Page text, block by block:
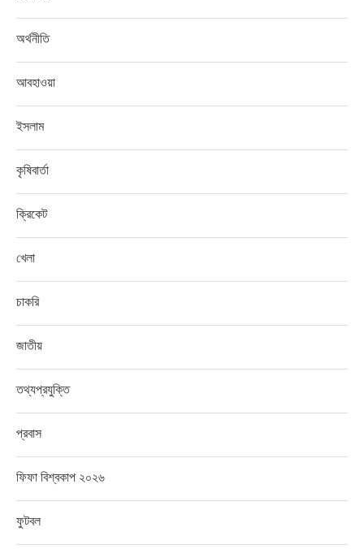
অর্থনীতি
আবহাওয়া
ইসলাম
কৃষিবার্তা
ক্রিকেট
খেলা
চাকরি
জাতীয়
তথ্যপ্রযুক্তি
প্রবাস
ফিফা বিশ্বকাপ ২০২৬
ফুটবল